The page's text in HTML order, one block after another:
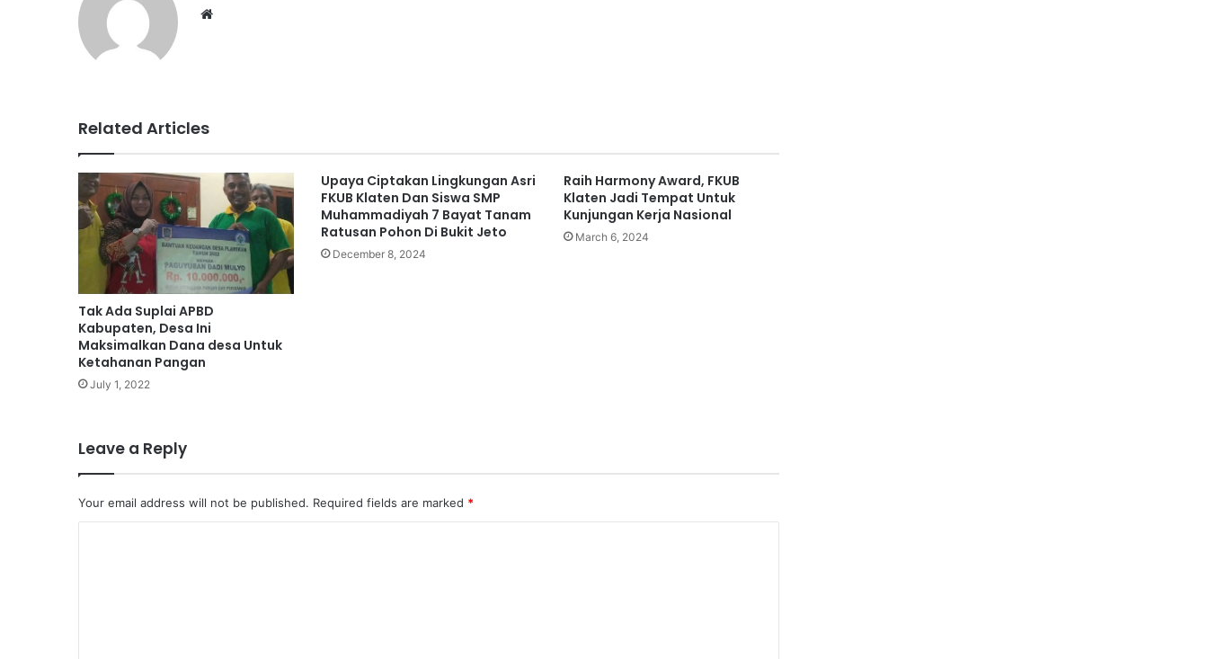
Related Articles
Tak Ada Suplai APBD
Kabupaten, Desa Ini
Maksimalkan Dana desa Untuk
Ketahanan Pangan
July 1, 2022
Upaya Ciptakan Lingkungan Asri
FKUB Klaten Dan Siswa SMP
Muhammadiyah 7 Bayat Tanam
Ratusan Pohon Di Bukit Jeto
December 8, 2024
Raih Harmony Award, FKUB
Klaten Jadi Tempat Untuk
Kunjungan Kerja Nasional
March 6, 2024
Leave a Reply
Your email address will not be published. Required fields are marked *